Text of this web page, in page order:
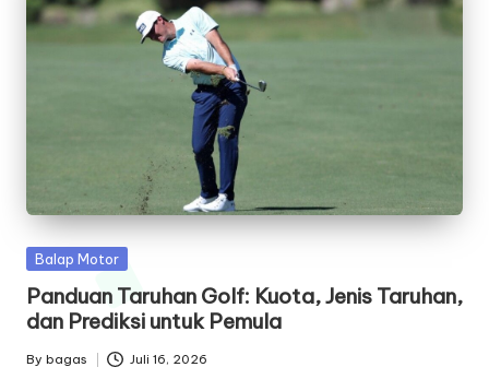
Posted
Balap Motor
Panduan Taruhan Golf: Kuota, Jenis Taruhan,
dan Prediksi untuk Pemula
Posted
By bagas Juli 16, 2026